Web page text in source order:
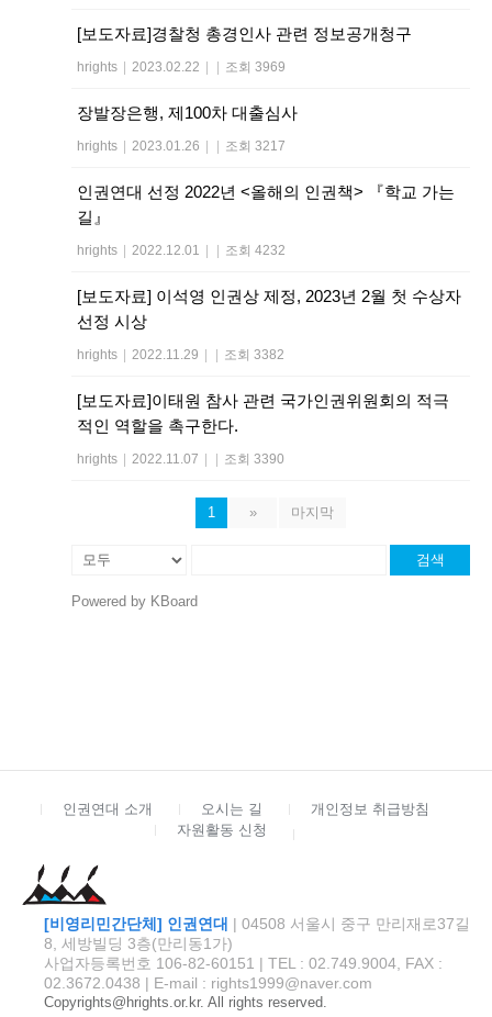
[보도자료]경찰청 총경인사 관련 정보공개청구
hrights | 2023.02.22 | | 조회 3969
장발장은행, 제100차 대출심사
hrights | 2023.01.26 | | 조회 3217
인권연대 선정 2022년 <올해의 인권책> 『학교 가는
길』
hrights | 2022.12.01 | | 조회 4232
[보도자료] 이석영 인권상 제정, 2023년 2월 첫 수상자
선정 시상
hrights | 2022.11.29 | | 조회 3382
[보도자료]이태원 참사 관련 국가인권위원회의 적극
적인 역할을 촉구한다.
hrights | 2022.11.07 | | 조회 3390
1 » 마지막
검색
Powered by KBoard
인권연대 소개 오시는 길
개인정보 취급방침
자원활동 신청
[비영리민간단체] 인권연대 | 04508 서울시 중구 만리재로37길
8, 세방빌딩 3층(만리동1가)
사업자등록번호 106-82-60151 | TEL : 02.749.9004, FAX :
02.3672.0438 | E-mail : rights1999@naver.com
Copyrights@hrights.or.kr. All rights reserved.